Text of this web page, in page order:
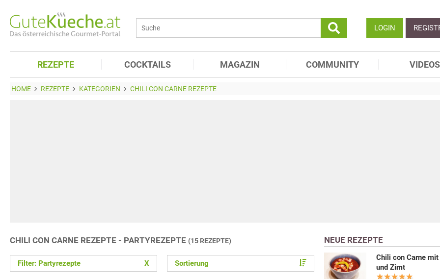
LOGIN
REZEPTE COCKTAILS MAGAZIN COMMUNITY VIDEOS
HOME REZEPTE KATEGORIEN CHILI CON CARNE REZEPTE
CHILI CON CARNE REZEPTE - PARTYREZEPTE (15 REZEPTE)
Filter: Partyrezepte X Sortierung
NEUE REZEPTE
Chili con Carne
und Zimt